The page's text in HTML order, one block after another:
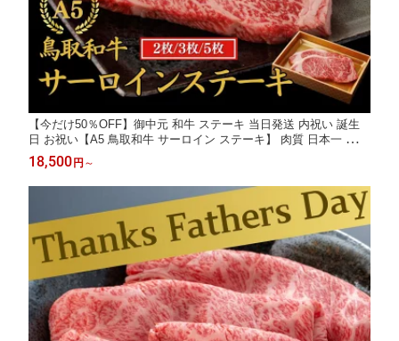
【今だけ50％OFF】御中元 和牛 ステーキ 当日発送 内祝い 誕生
日 お祝い【A5 鳥取和牛 サーロイン ステーキ】 肉質 日本一 和牛
ステーキ サーロイン ステーキ お祝い 牛肉 ギフト 和牛 お肉 黒毛
和牛 A5ランク プレゼント 誕生日 御祝
18,500円 ～